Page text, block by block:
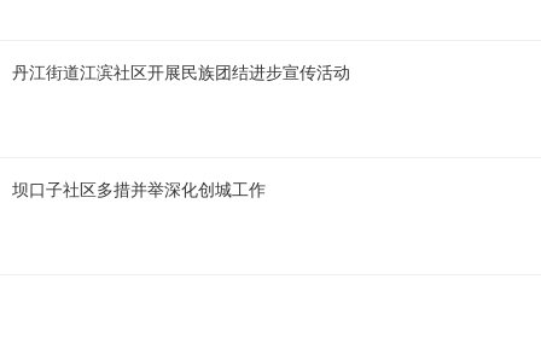
丹江街道江滨社区开展民族团结进步宣传活动
坝口子社区多措并举深化创城工作